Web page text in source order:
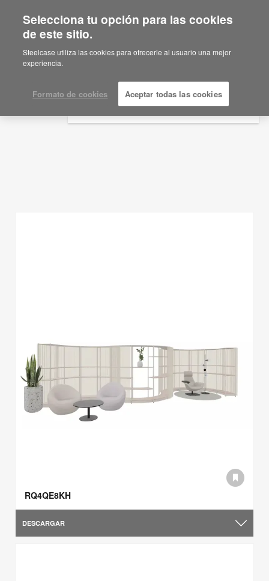
Are you in United States?
Would you like to see Products we sell in
your region?
English
Español
Ideas de planificación
RQ4QE8KH
DESCARGAR
Selecciona tu opción para las cookies
de este sitio.
Steelcase utiliza las cookies para ofrecerle al usuario una mejor
experiencia.
Formato de cookies Aceptar todas las cookies